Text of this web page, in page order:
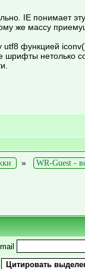
IE понимает
же массу
utf8 функцией
шрифты
» WR-Guest -